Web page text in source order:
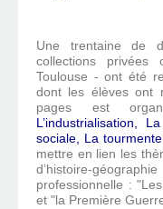
Une trentaine de
collections privées
Toulouse - ont été
dont les élèves ont
pages est
L’industrialisation,
sociale, La
mettre en lien les
d’histoire-
professionnelle :
et "la Première